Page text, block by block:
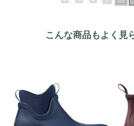
こんな商品もよく見